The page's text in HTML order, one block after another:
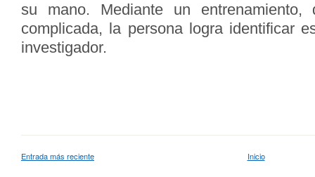
su mano. Mediante un
complicada, la persona logra identificar
investigador.
Entrada más reciente Inicio